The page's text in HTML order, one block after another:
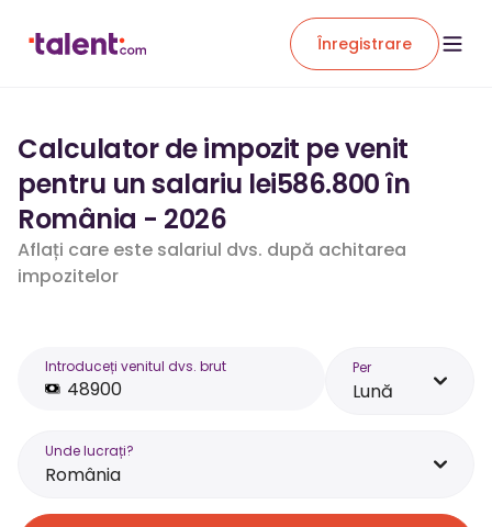
Înregistrare
Calculator de impozit pe venit
pentru un salariu lei586.800 în
România - 2026
Aflați care este salariul dvs. după achitarea
impozitelor
Introduceți venitul dvs. brut Per
Lună
Unde lucrați?
România